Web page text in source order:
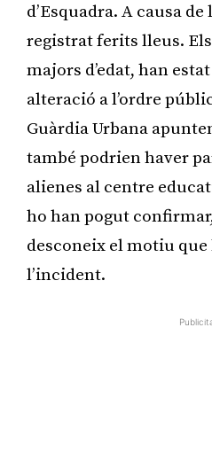
d’Esquadra. A causa de
registrat ferits lleus.
majors d’edat, han
alteració a l’ordre
Guàrdia Urbana
també podrien haver
alienes al centre
ho han pogut
desconeix el motiu que
l’incident.